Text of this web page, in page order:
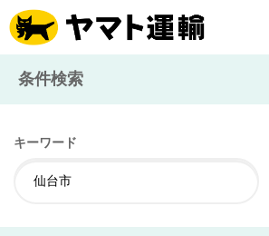
条件検索
キーワード